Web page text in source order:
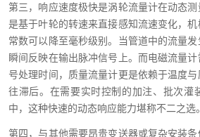
第三，响应速度极快是涡轮流量计在动态
是基于叶轮的转速来直接感知流速变化，
常数可以降至毫秒级别。当管道中的流量
瞬间反映在输出脉冲信号上。而电磁流量
号处理时间，质量流量计更是依赖于温度
往滞后。在需要实时控制的加注、批次灌
中，这种快速的动态响应能力堪称不二之选。
第四，与其他需要昂贵变送器或复杂安装